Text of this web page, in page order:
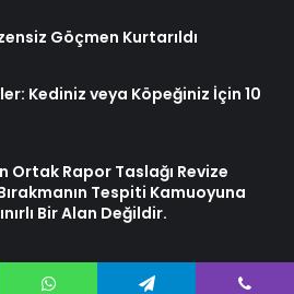
Göçmen Kurtarıldı
Kediniz veya Köpeğiniz İçin 10
Ortak Rapor Taslağı Revize
Tespiti Kamuoyuna
Bir Alan Değildir.